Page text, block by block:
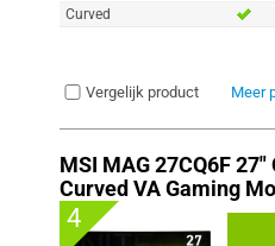
Curved
Vergelijk product Meer
MSI MAG 27CQ6F 27"
Curved VA Gaming
4